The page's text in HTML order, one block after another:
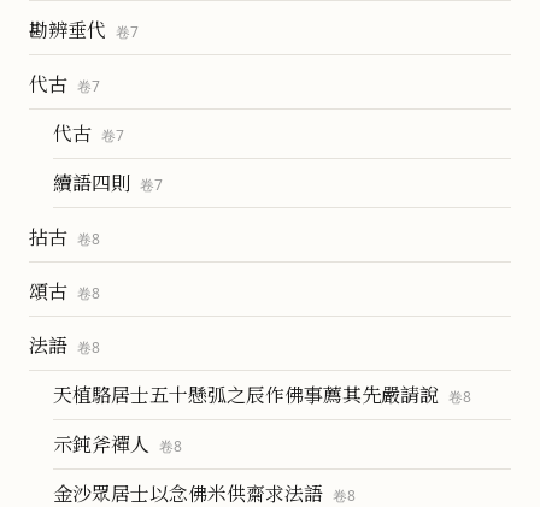
勘辨垂代 卷7
代古 卷7
代古 卷7
續語四則 卷7
拈古 卷8
頌古 卷8
法語 卷8
天植駱居士五十懸弧之辰作佛事薦其先嚴請說 卷8
示鈍斧禪人 卷8
金沙眾居士以念佛米供齋求法語 卷8